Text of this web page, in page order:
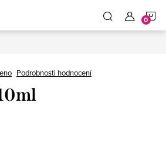
Podrobnosti hodnocení